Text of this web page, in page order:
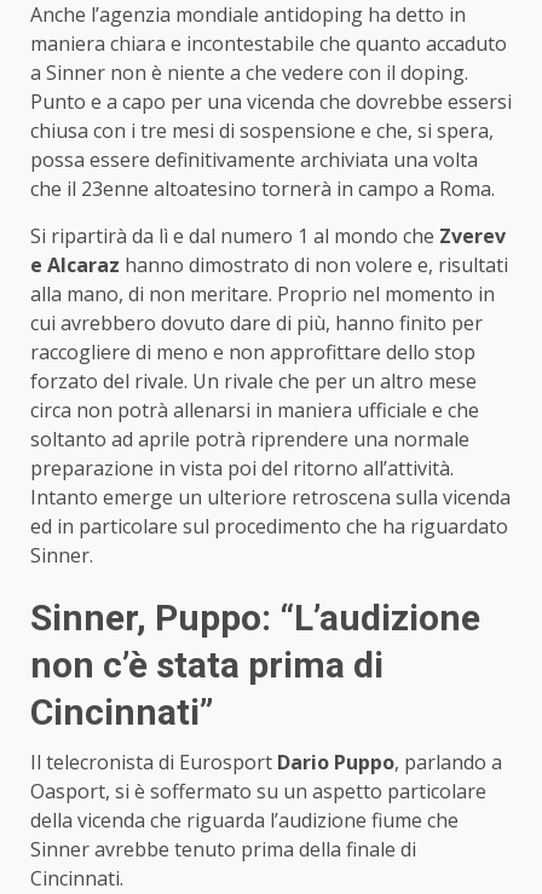
Anche l’agenzia mondiale antidoping ha detto in
maniera chiara e incontestabile che quanto accaduto
a Sinner non è niente a che vedere con il doping.
Punto e a capo per una vicenda che dovrebbe essersi
chiusa con i tre mesi di sospensione e che, si spera,
possa essere definitivamente archiviata una volta
che il 23enne altoatesino tornerà in campo a Roma.
Si ripartirà da lì e dal numero 1 al mondo che Zverev
e Alcaraz hanno dimostrato di non volere e, risultati
alla mano, di non meritare. Proprio nel momento in
cui avrebbero dovuto dare di più, hanno finito per
raccogliere di meno e non approfittare dello stop
forzato del rivale. Un rivale che per un altro mese
circa non potrà allenarsi in maniera ufficiale e che
soltanto ad aprile potrà riprendere una normale
preparazione in vista poi del ritorno all’attività.
Intanto emerge un ulteriore retroscena sulla vicenda
ed in particolare sul procedimento che ha riguardato
Sinner.
Sinner, Puppo: “L’audizione
non c’è stata prima di
Cincinnati”
Il telecronista di Eurosport Dario Puppo, parlando a
Oasport, si è soffermato su un aspetto particolare
della vicenda che riguarda l’audizione fiume che
Sinner avrebbe tenuto prima della finale di
Cincinnati.